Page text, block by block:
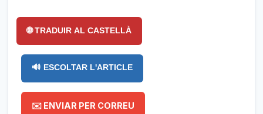
🌐 TRADUIR AL CASTELLÀ
🔊 ESCOLTAR L'ARTICLE
✉️ ENVIAR PER CORREU